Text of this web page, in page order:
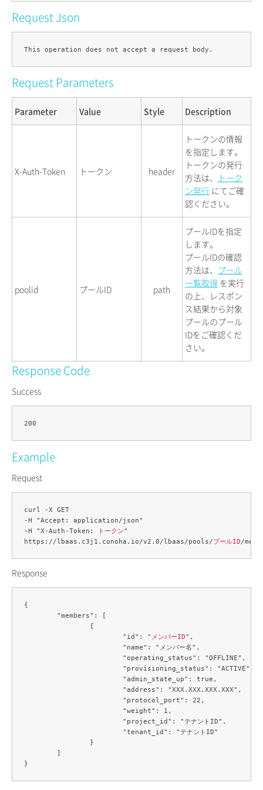
Request Json
Request Parameters
Parameter Value Style Description
X-Auth-Token トークン header
トークンの情報
を指定します。
トークンの発行
方法は、
トーク
ン発行 にてご確
認ください。
poolid プールID path
プールIDを指定
します。
プールIDの確認
方法は、 プール
一覧取得 を実行
の上、レスポン
ス結果から対象
プールのプール
IDをご確認くだ
さい。
Response Code
Success
Example
Request
curl -X GET
-H "Accept: application/json"
-H "X-Auth-Token:
トークン"
https://lbaas.c3j1.conoha.io/v2.0/lbaas/pools/プールID
Response
{
			"id": "
メンバーID",